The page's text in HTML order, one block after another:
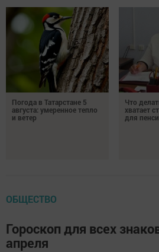
Погода в Татарстане 5
августа: умеренное тепло
и ветер
Что
хватает
для
ОБЩЕСТВО
Гороскоп для всех
апреля